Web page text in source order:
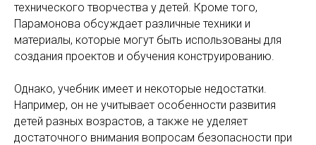
технического творчества у детей. Кроме того,
Парамонова обсуждает различные техники и
материалы, которые могут быть использованы для
создания проектов и обучения конструированию.
Однако, учебник имеет и некоторые недостатки.
Например, он не учитывает особенности развития
детей разных возрастов, а также не уделяет
достаточного внимания вопросам безопасности при